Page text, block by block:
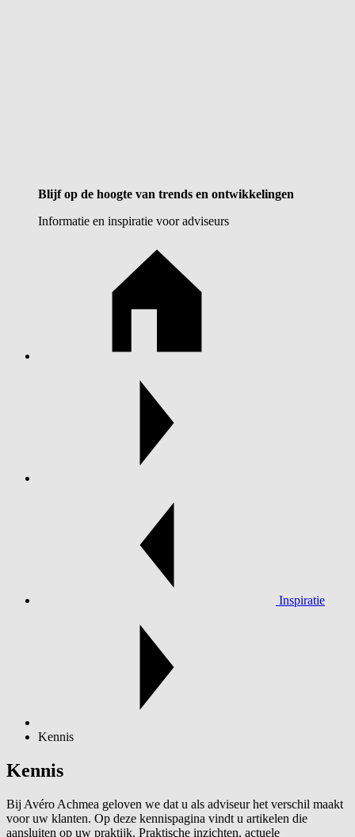
Blijf op de hoogte van trends en ontwikkelingen
Informatie en inspiratie voor adviseurs
Inspiratie
Kennis
Kennis
Bij Avéro Achmea geloven we dat u als adviseur het verschil maakt
voor uw klanten. Op deze kennispagina vindt u artikelen die
aansluiten op uw praktijk. Praktische inzichten, actuele